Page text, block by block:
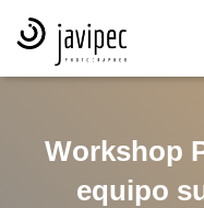
Workshop
equipo